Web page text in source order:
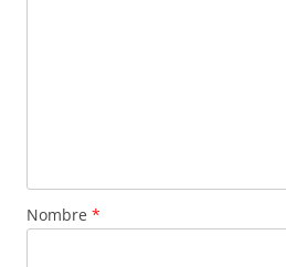
Nombre *